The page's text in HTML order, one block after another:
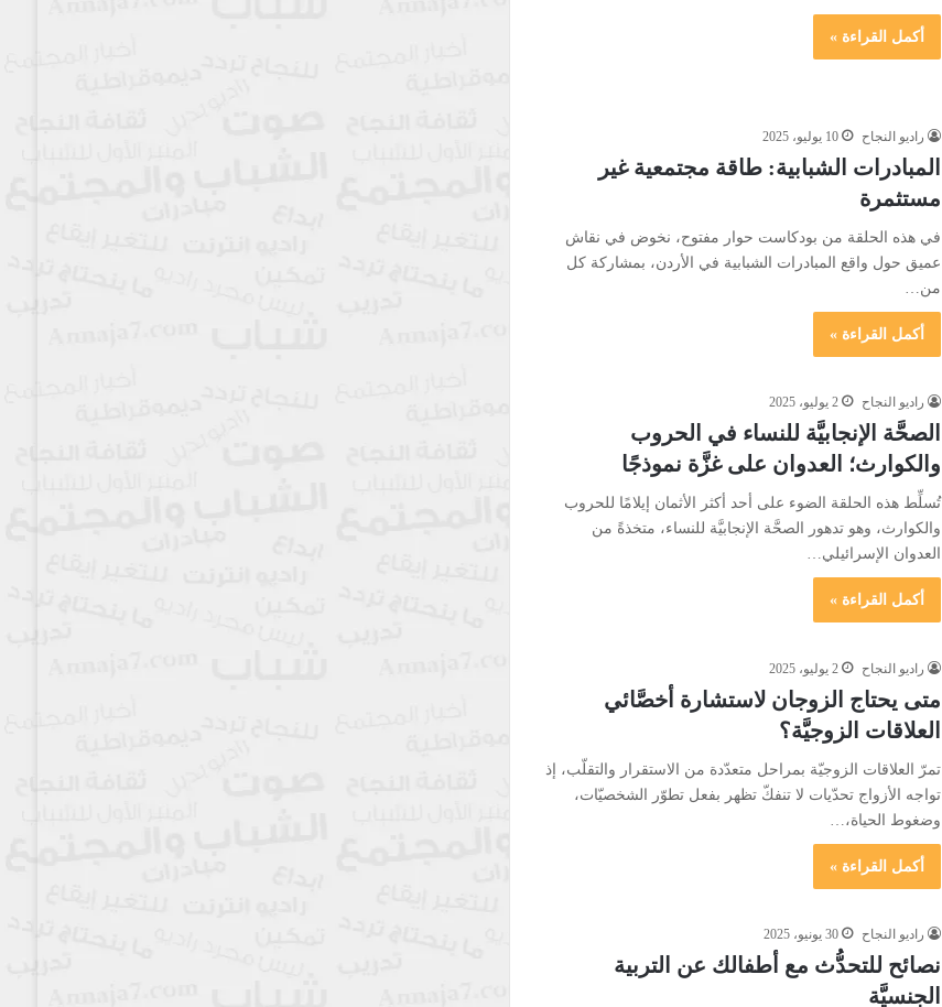
أكمل القراءة »
راديو النجاح 10 يوليو، 2025
المبادرات الشبابية: طاقة مجتمعية غير
مستثمرة
في هذه الحلقة من بودكاست حوار مفتوح، نخوض في نقاش
عميق حول واقع المبادرات الشبابية في الأردن، بمشاركة كل
من…
أكمل القراءة »
راديو النجاح 2 يوليو، 2025
الصحَّة الإنجابيَّة للنساء في الحروب
والكوارث؛ العدوان على غزَّة نموذجًا
تُسلِّط هذه الحلقة الضوء على أحد أكثر الأثمان إيلامًا للحروب
والكوارث، وهو تدهور الصحَّة الإنجابيَّة للنساء، متخذةً من
العدوان الإسرائيلي…
أكمل القراءة »
راديو النجاح 2 يوليو، 2025
متى يحتاج الزوجان لاستشارة أخصَّائي
العلاقات الزوجيَّة؟
تمرّ العلاقات الزوجيّة بمراحل متعدّدة من الاستقرار والتقلّب، إذ
تواجه الأزواج تحدّيات لا تنفكّ تظهر بفعل تطوّر الشخصيّات،
وضغوط الحياة،…
أكمل القراءة »
راديو النجاح 30 يونيو، 2025
نصائح للتحدُّث مع أطفالك عن التربية
الجنسيَّة